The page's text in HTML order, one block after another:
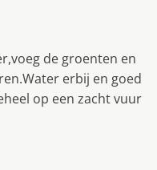
de groenten en
erbij en goed
op een zacht vuur